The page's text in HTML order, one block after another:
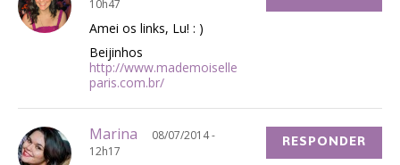
10h47
Amei os links, Lu! : )
Beijinhos
http://www.mademoiselle
paris.com.br/
Marina
08/07/2014 -
12h17
RESPONDER